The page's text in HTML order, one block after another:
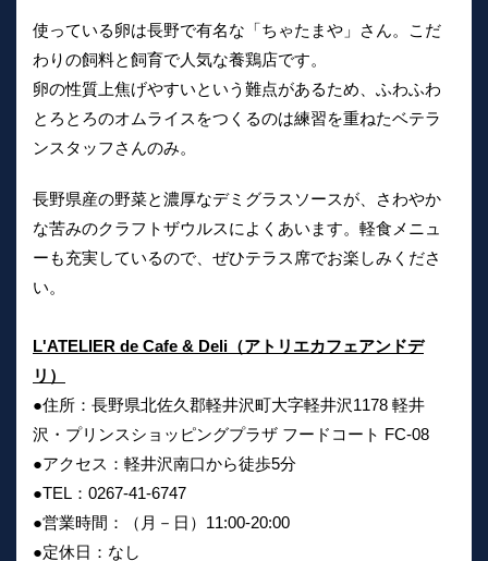
使っている卵は長野で有名な「ちゃたまや」さん。こだ
わりの飼料と飼育で人気な養鶏店です。
卵の性質上焦げやすいという難点があるため、ふわふわ
とろとろのオムライスをつくるのは練習を重ねたベテラ
ンスタッフさんのみ。
長野県産の野菜と濃厚なデミグラスソースが、さわやか
な苦みのクラフトザウルスによくあいます。軽食メニュ
ーも充実しているので、ぜひテラス席でお楽しみくださ
い。
L'ATELIER de Cafe & Deli（アトリエカフェアンドデ
リ）
●住所：長野県北佐久郡軽井沢町大字軽井沢1178 軽井
沢・プリンスショッピングプラザ フードコート FC-08
●アクセス：軽井沢南口から徒歩5分
●TEL：0267-41-6747
●営業時間：（月－日）11:00-20:00
●定休日：なし